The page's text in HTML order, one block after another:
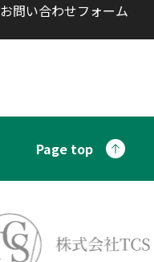
お問い合わせフォーム
Page top